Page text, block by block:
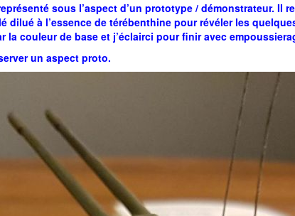
sous l’aspect d’un prototype / démonstrateur. Il
dilué à l’essence de térébenthine pour révéler les
couleur de base et j’éclairci pour finir avec
un aspect proto.